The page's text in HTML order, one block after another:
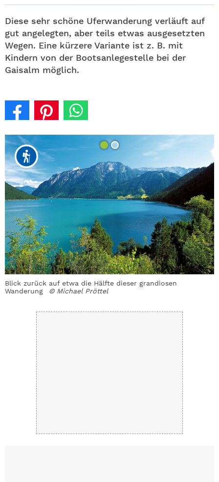
Diese sehr schöne Uferwanderung verläuft auf
gut angelegten, aber teils etwas ausgesetzten
Wegen. Eine kürzere Variante ist z. B. mit
Kindern von der Bootsanlegestelle bei der
Gaisalm möglich.
Blick zurück auf etwa die Hälfte dieser grandiosen
Wanderung
© Michael Pröttel